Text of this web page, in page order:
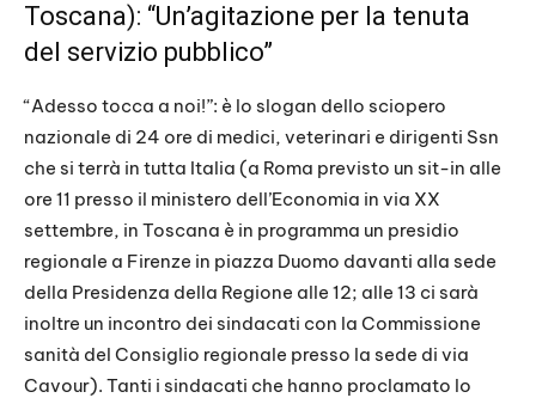
Toscana): “Un’agitazione per la tenuta
del servizio pubblico”
“Adesso tocca a noi!”: è lo slogan dello sciopero
nazionale di 24 ore di medici, veterinari e dirigenti Ssn
che si terrà in tutta Italia (a Roma previsto un sit-in alle
ore 11 presso il ministero dell’Economia in via XX
settembre, in Toscana è in programma un presidio
regionale a Firenze in piazza Duomo davanti alla sede
della Presidenza della Regione alle 12; alle 13 ci sarà
inoltre un incontro dei sindacati con la Commissione
sanità del Consiglio regionale presso la sede di via
Cavour). Tanti i sindacati che hanno proclamato lo